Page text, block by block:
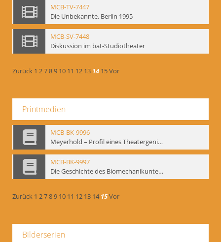
MCB-TV-7447
Die Unbekannte, Berlin 1995
MCB-SV-7448
Diskussion im bat-Studiotheater
Zurück 1 2789 10 11 12 13 14 15Vor
Printmedien
MCB-BK-9996
Meyerhold – Profil eines Theatergenies. Vortrag. Arbeitsdemonstration - interne Signatur: BM-prt-203
MCB-BK-9997
Die Geschichte des Biomechanikunterrichts im Theater der Satire - interne Signatur: BM-prt-204
Zurück 1 2789 10 11 12 13 14 15Vor
Bilderserien